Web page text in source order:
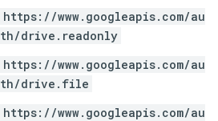
https://www.googleapis.com/au
th/drive.readonly
https://www.googleapis.com/au
th/drive.file
https://www.googleapis.com/au